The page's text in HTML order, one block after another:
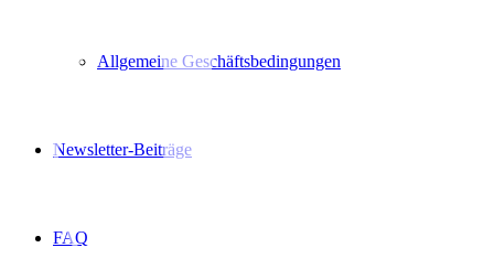
Allgemeine Geschäftsbedingungen
Newsletter-Beiträge
FAQ